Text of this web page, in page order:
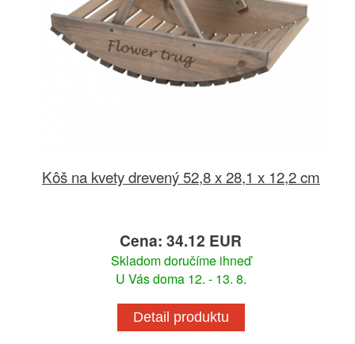
Kôš na kvety drevený 52,8 x 28,1 x 12,2 cm
Cena: 34.12 EUR
Skladom doručíme ihneď
U Vás doma 12. - 13. 8.
Detail produktu